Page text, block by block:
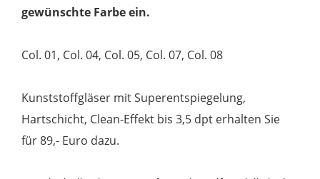
gewünschte Farbe ein.
Col. 01, Col. 04, Col. 05, Col. 07, Col. 08
Kunststoffgläser mit Superentspiegelung,
Hartschicht, Clean-Effekt bis 3,5 dpt erhalten Sie
für 89,- Euro dazu.